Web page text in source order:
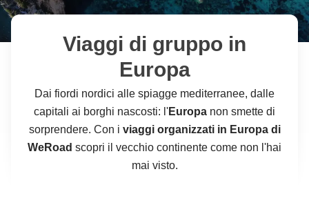
Viaggi di gruppo in
Europa
Dai fiordi nordici alle spiagge mediterranee, dalle
capitali ai borghi nascosti: l'Europa non smette di
sorprendere. Con i viaggi organizzati in Europa di
WeRoad scopri il vecchio continente come non l'hai
mai visto.